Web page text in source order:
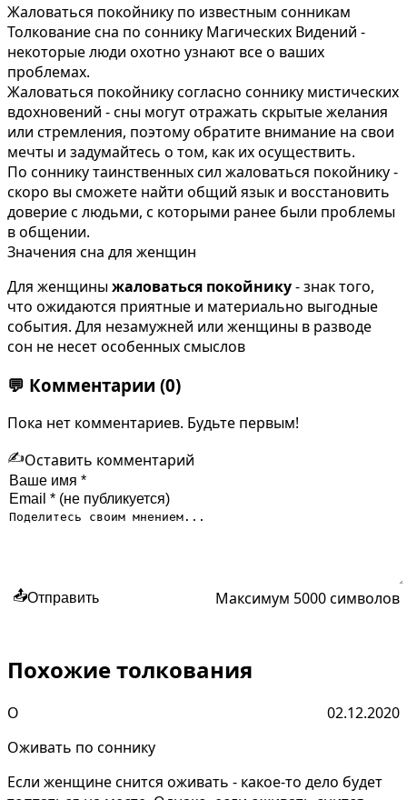
Жаловаться покойнику по известным сонникам
Толкование сна по соннику Магических Видений -
некоторые люди охотно узнают все о ваших
проблемах.
Жаловаться покойнику согласно соннику мистических
вдохновений - сны могут отражать скрытые желания
или стремления, поэтому обратите внимание на свои
мечты и задумайтесь о том, как их осуществить.
По соннику таинственных сил жаловаться покойнику -
скоро вы сможете найти общий язык и восстановить
доверие с людьми, с которыми ранее были проблемы
в общении.
Значения сна для женщин
Для женщиныжаловаться покойнику- знак того,
что ожидаются приятные и материально выгодные
события. Для незамужней или женщины в разводе
сон не несет особенных смыслов
💬 Комментарии (0)
Пока нет комментариев. Будьте первым!
✍️Оставить комментарий
📤Отправить Максимум 5000 символов
Похожие толкования
О
02.12.2020
Оживать по соннику
Если женщине снится оживать - какое-то дело будет